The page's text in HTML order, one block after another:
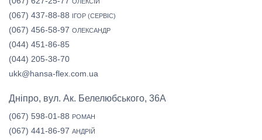
(067) 437-88-88 ІГОР (СЕРВІС)
(067) 456-58-97 ОЛЕКСАНДР
(044) 451-86-85
(044) 205-38-70
ukk@hansa-flex.com.ua
Дніпро, вул. Ак. Белелюбського, 36А
(067) 598-01-88 РОМАН
(067) 441-86-97 АНДРІЙ